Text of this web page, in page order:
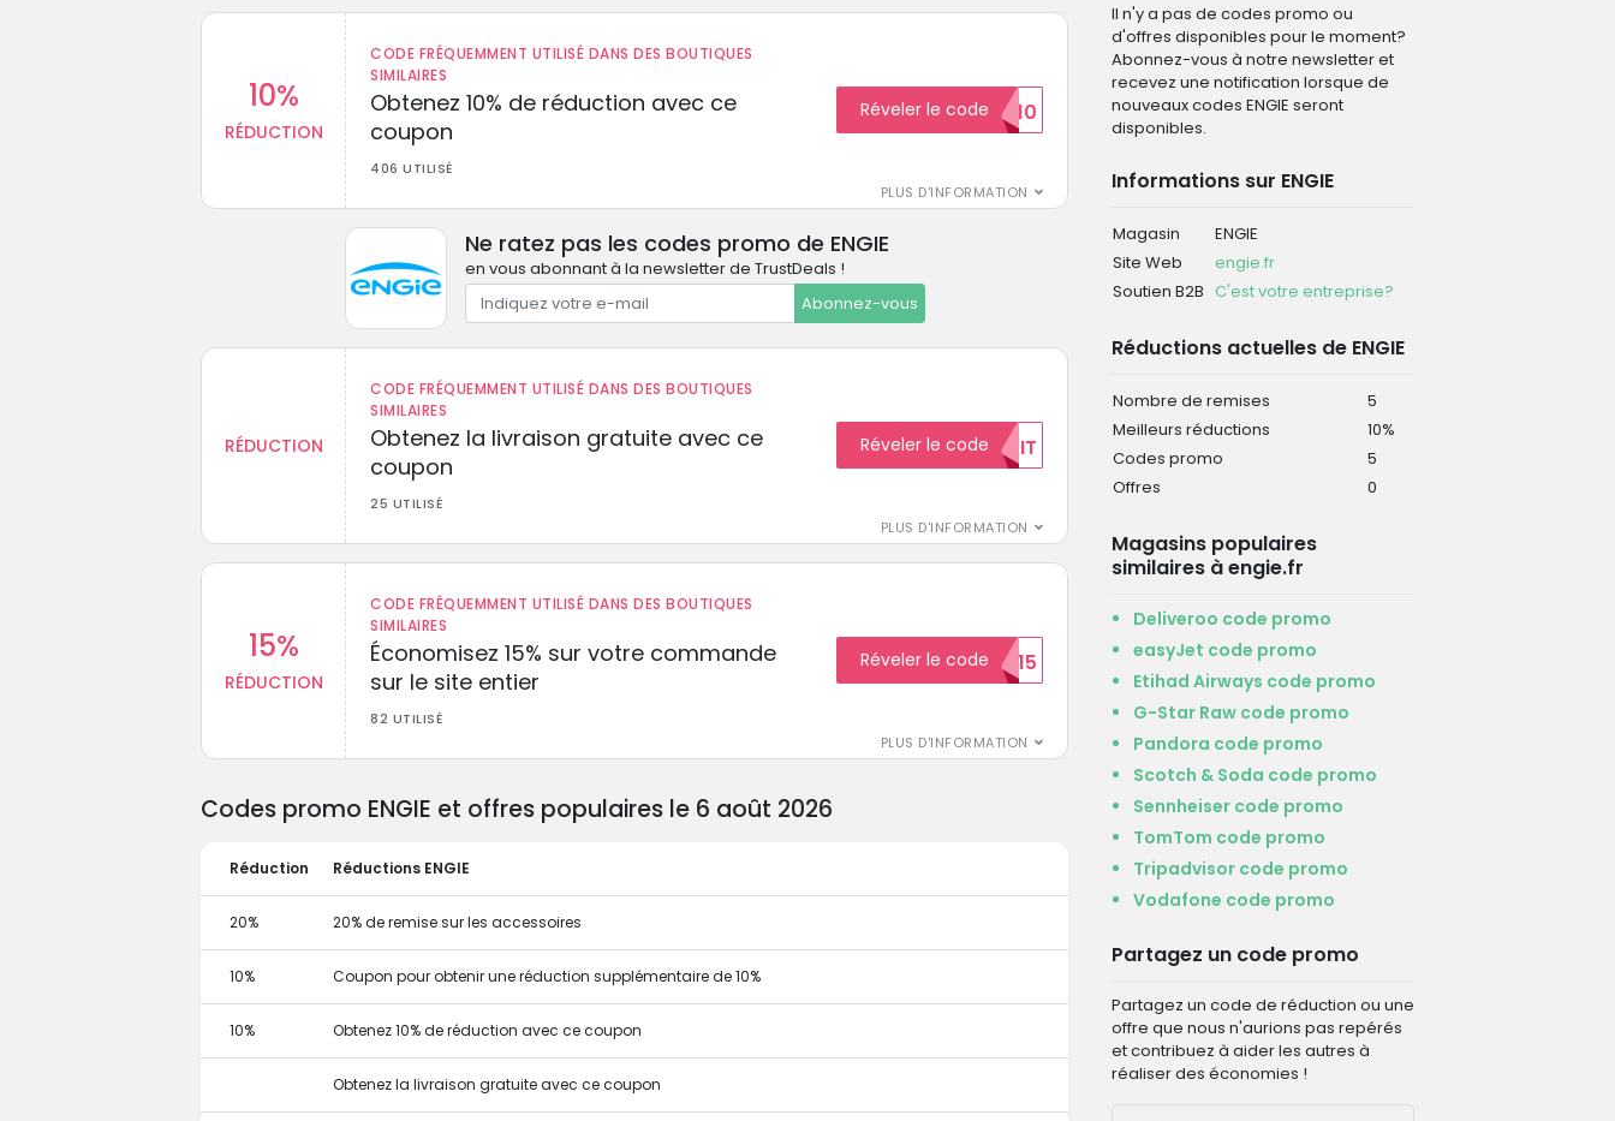
10%
RÉDUCTION
CODE FRÉQUEMMENT UTILISÉ DANS DES BOUTIQUES
SIMILAIRES
Obtenez 10% de réduction avec ce
coupon
406 UTILISÉ
PLUS D'INFORMATION
Réveler le code
REDUCTION10
Ne ratez pas les codes promo de ENGIE
en vous abonnant à la newsletter de TrustDeals !
Abonnez-vous
RÉDUCTION
CODE FRÉQUEMMENT UTILISÉ DANS DES BOUTIQUES
SIMILAIRES
Obtenez la livraison gratuite avec ce
coupon
25 UTILISÉ
PLUS D'INFORMATION
Réveler le codeGRATUIT
15%
RÉDUCTION
CODE FRÉQUEMMENT UTILISÉ DANS DES BOUTIQUES
SIMILAIRES
Économisez 15% sur votre commande
sur le site entier
82 UTILISÉ
PLUS D'INFORMATION
Réveler le codeECON15
Il n'y a pas de codes promo ou
d'offres disponibles pour le moment?
Abonnez-vous à notre newsletter et
recevez une notification lorsque de
nouveaux codes ENGIE seront
disponibles.
Informations sur ENGIE
Magasin
ENGIE
Site Web
engie.fr
Soutien B2B C'est votre entreprise?
Réductions actuelles de ENGIE
Nombre de remises
5
Meilleurs réductions
10%
Codes promo
5
Offres
0
Magasins populaires
similaires à engie.fr
Deliveroo code promo
easyJet code promo
Etihad Airways code promo
G-Star Raw code promo
Pandora code promo
Scotch & Soda code promo
Sennheiser code promo
TomTom code promo
Tripadvisor code promo
Vodafone code promo
Partagez un code promo
Partagez un code de réduction ou une
offre que nous n'aurions pas repérés
et contribuez à aider les autres à
réaliser des économies !
Codes promo ENGIE et offres populaires le 6 août 2026
Réduction Réductions ENGIE
20% 20% de remise sur les accessoires
10% Coupon pour obtenir une réduction supplémentaire de 10%
10% Obtenez 10% de réduction avec ce coupon
Obtenez la livraison gratuite avec ce coupon